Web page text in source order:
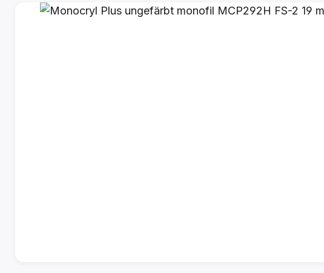
Bildergalerie überspringen